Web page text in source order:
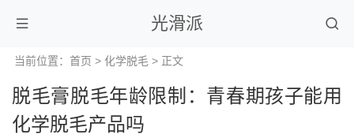
光滑派
当前位置： 首页 > 化学脱毛 > 正文
脱毛膏脱毛年龄限制：青春期孩子能用
化学脱毛产品吗